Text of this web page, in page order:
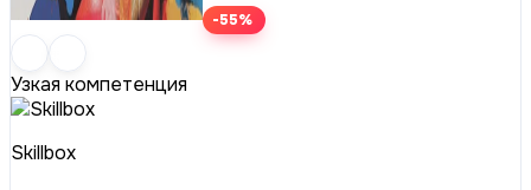
-55%
Узкая компетенция
Skillbox